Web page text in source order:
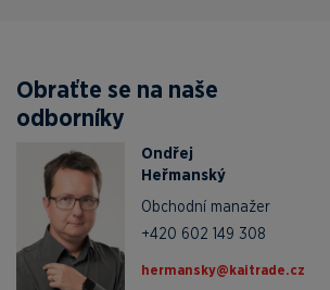
Obraťte se na naše
odborníky
Ondřej
Heřmanský
Obchodní manažer
+420 602 149 308
zc.edartiak@yksnamreh